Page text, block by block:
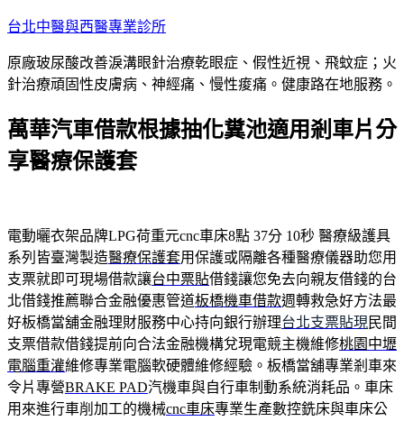
跳
主
要
容
台北中醫與西醫專業診所
原廠玻尿酸改善淚溝眼針治療乾眼症、假性近視、飛蚊症；火
針治療頑固性皮膚病、神經痛、慢性痠痛。健康路在地服務。
萬華汽車借款根據抽化糞池適用剎車片分
享醫療保護套
電動曬衣架品牌LPG荷重元cnc車床8點 37分 10秒 醫療級護具
系列皆臺灣製造醫療保護套用保護或隔離各種醫療儀器助您用
支票就即可現場借款讓台中票貼借錢讓您免去向親友借錢的台
北借錢推薦聯合金融優惠管道板橋機車借款週轉救急好方法最
好板橋當舖金融理財服務中心持向銀行辦理台北支票貼現 民間
支票借款借錢提前向合法金融機構兌現電競主機維修桃園中壢
電腦重灌維修專業電腦軟硬體維修經驗。板橋當舖專業剎車來
令片專營BRAKE PAD汽機車與自行車制動系統消耗品。車床
用來進行車削加工的機械cnc車床專業生產數控銑床與車床公